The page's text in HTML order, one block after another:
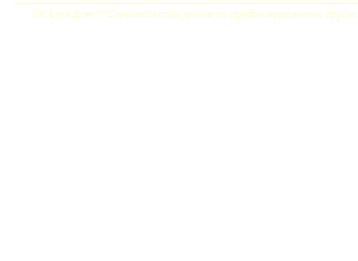
СК БрусДом © Строительство домов из профилированного бруса